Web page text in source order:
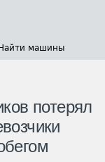
Найти машины
потерял